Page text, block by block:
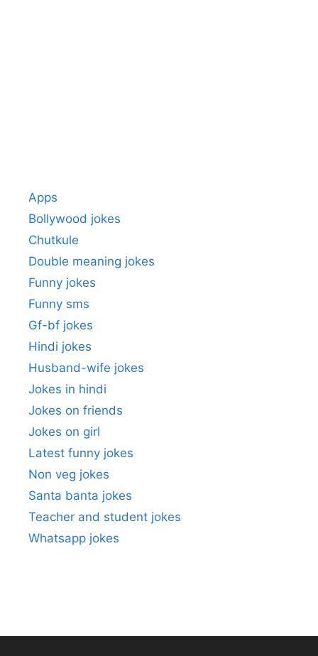
Apps
Bollywood jokes
Chutkule
Double meaning jokes
Funny jokes
Funny sms
Gf-bf jokes
Hindi jokes
Husband-wife jokes
Jokes in hindi
Jokes on friends
Jokes on girl
Latest funny jokes
Non veg jokes
Santa banta jokes
Teacher and student jokes
Whatsapp jokes